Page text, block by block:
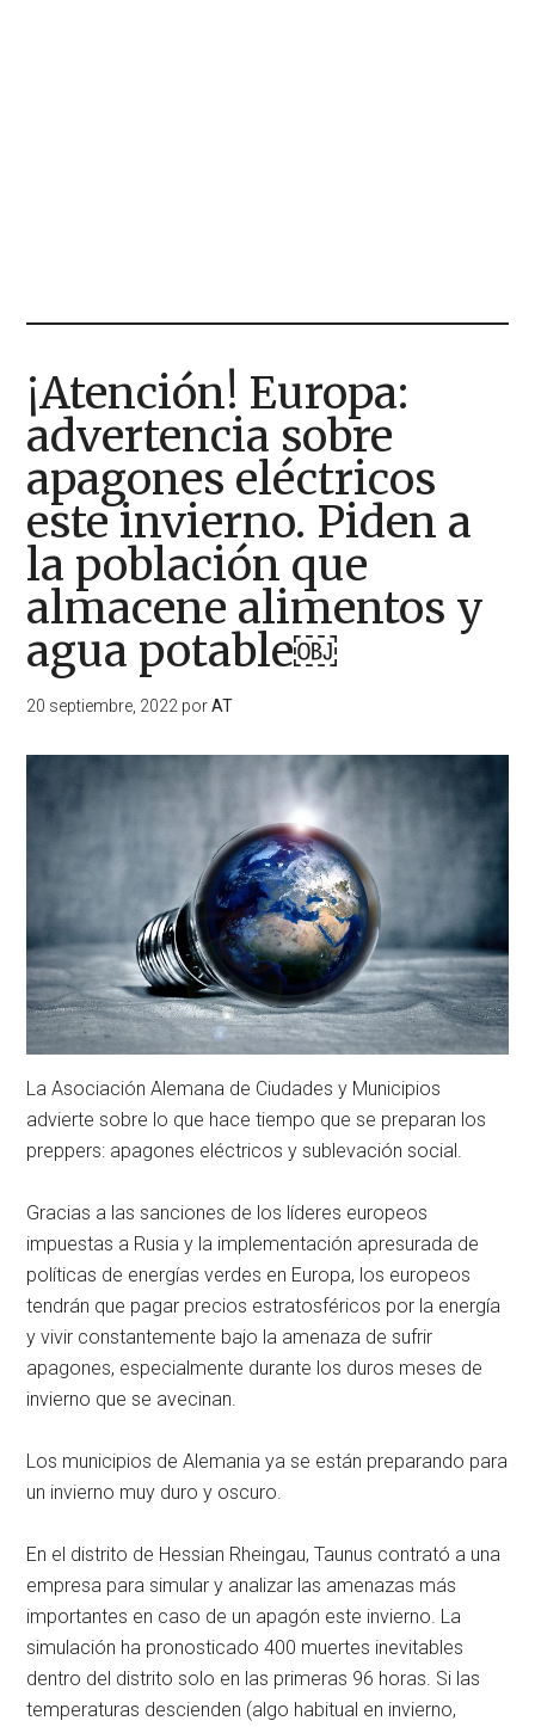
¡Atención! Europa:
advertencia sobre
apagones eléctricos
este invierno. Piden a
la población que
almacene alimentos y
agua potable￼
20 septiembre, 2022 porAT
La Asociación Alemana de Ciudades y Municipios
advierte sobre lo que hace tiempo que se preparan los
preppers: apagones eléctricos y sublevación social.
Gracias a las sanciones de los líderes europeos
impuestas a Rusia y la implementación apresurada de
políticas de energías verdes en Europa, los europeos
tendrán que pagar precios estratosféricos por la energía
y vivir constantemente bajo la amenaza de sufrir
apagones, especialmente durante los duros meses de
invierno que se avecinan.
Los municipios de Alemania ya se están preparando para
un invierno muy duro y oscuro.
En el distrito de Hessian Rheingau, Taunus contrató a una
empresa para simular y analizar las amenazas más
importantes en caso de un apagón este invierno. La
simulación ha pronosticado 400 muertes inevitables
dentro del distrito solo en las primeras 96 horas. Si las
temperaturas descienden (algo habitual en invierno,